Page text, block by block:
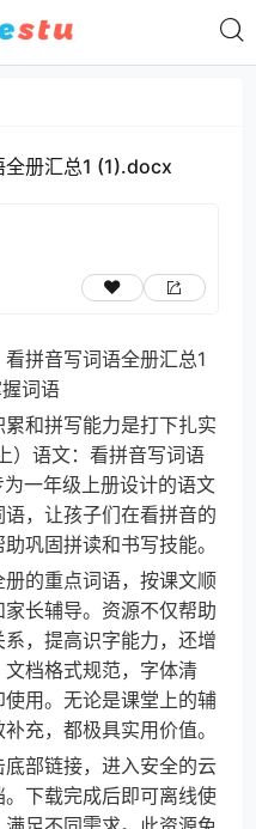
全册汇总1 (1).docx
看拼音写词语全册汇总1
词语
和拼写能力是打下扎实
）语文：看拼音写词语
一年级上册设计的语文
，让孩子们在看拼音的
巩固拼读和书写技能。
的重点词语，按课文顺
长辅导。资源不仅帮助
，提高识字能力，还增
档格式规范，字体清
用。无论是课堂上的辅
充，都极具实用价值。
部链接，进入安全的云
下载完成后即可离线使